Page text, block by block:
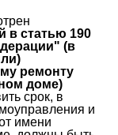
в статью 190
(в
ремонту
доме)
срок, в
и
имени